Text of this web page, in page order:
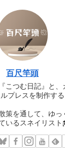
百尺竿頭
こつむ日記』と、
プレスを制作する
策を通して、ゆっ
いるスネイリス